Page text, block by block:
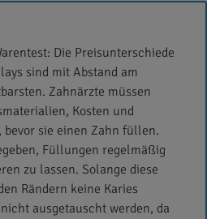
Die Preisunterschiede
sind mit Abstand am
Zahnärzte müssen
Kosten und
sie einen Zahn füllen.
Füllungen regelmäßig
zu lassen. Solange diese
Rändern keine Karies
ausgetauscht werden, da